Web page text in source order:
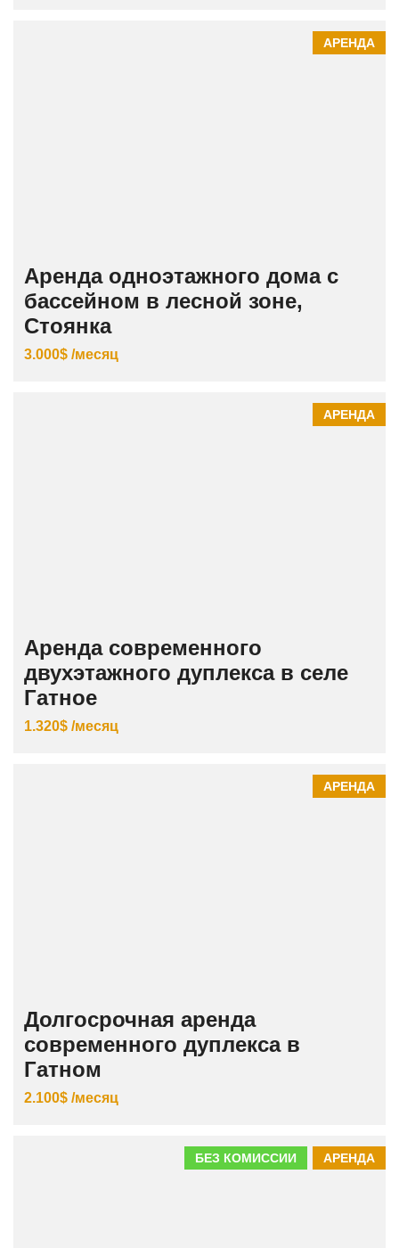
АРЕНДА
Аренда одноэтажного дома с
бассейном в лесной зоне,
Стоянка
3.000$ /месяц
АРЕНДА
Аренда современного
двухэтажного дуплекса в селе
Гатное
1.320$ /месяц
АРЕНДА
Долгосрочная аренда
современного дуплекса в
Гатном
2.100$ /месяц
АРЕНДА
БЕЗ КОМИССИИ